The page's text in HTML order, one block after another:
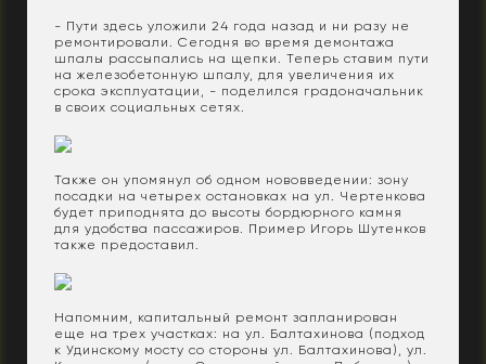
- Пути здесь уложили 24 года назад и ни разу не
ремонтировали. Сегодня во время демонтажа
шпалы рассыпались на щепки. Теперь ставим пути
на железобетонную шпалу, для увеличения их
срока эксплуатации, - поделился градоначальник
в своих социальных сетях.
Также он упомянул об одном нововведении: зону
посадки на четырех остановках на ул. Чертенкова
будет приподнята до высоты бордюрного камня
для удобства пассажиров. Пример Игорь Шутенков
также предоставил.
Напомним, капитальный ремонт запланирован
еще на трех участках: на ул. Балтахинова (подход
к Удинскому мосту со стороны ул. Балтахинова), ул.